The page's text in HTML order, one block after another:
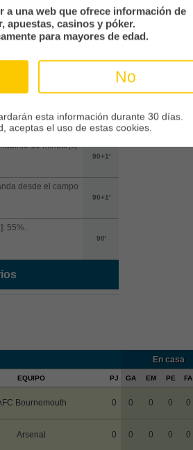
Acheampong
90+4'
Diarra
90+2'
10 minuto(s)
90+1'
desde el campo
90+1'
55%.
90'
En casa
EQUIPO PJ GA EM PE FA
Bournemouth 0 0 0 0 0
Arsenal 0 0 0 0 0
a una web que ofrece información de
apuestas, casinos y póker.
para mayores de edad.
No
esta información durante 30 días.
aceptas el uso de estas cookies.